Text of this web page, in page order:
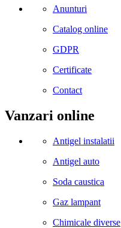
Anunturi
Catalog online
GDPR
Certificate
Contact
Vanzari online
Antigel instalatii
Antigel auto
Soda caustica
Gaz lampant
Chimicale diverse